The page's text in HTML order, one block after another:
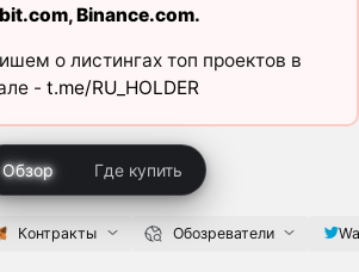
,Binance.com.
о листингах топ проектов в
- t.me/RU_HOLDER
Обзор Где купить
Контракты Обозреватели